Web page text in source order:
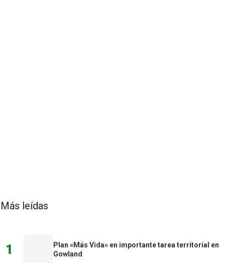
Más leídas
1
Plan «Más Vida» en importante tarea territorial en
Gowland